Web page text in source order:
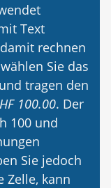
Text
rechnen
Sie das
tragen den
100.00. Der
100 und
Sie jedoch
Zelle, kann